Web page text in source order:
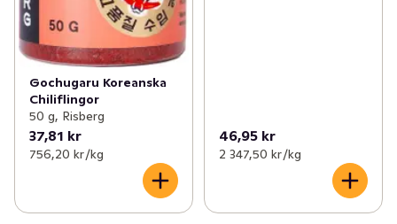
Gochugaru Koreanska
Chiliflingor
50 g, Risberg
37,81 kr
756,20 kr /kg
46,95 kr
2 347,50 kr /kg